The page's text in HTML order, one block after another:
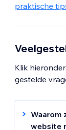
praktische
Klik
gestelde
Waarom
website